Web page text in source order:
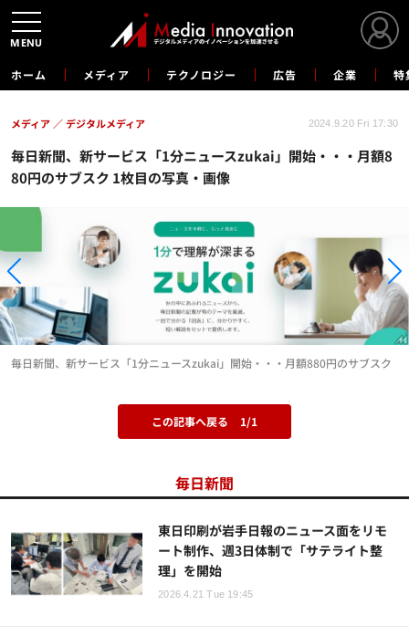
ホーム メディア テクノロジー 広告 企業 特
毎日新聞、新サービス「1分ニュースzukai」開始・・・月額8
80円のサブスク 1枚目の写真・画像
メディア デジタルメディア 2024.9.20 Fri 17:30
毎日新聞、新サービス「1分ニュースzukai」開始・・・月額880円のサブスク
この記事へ戻る 1/1
毎日新聞
東日印刷が岩手日報のニュース面をリモ
ート制作、週3日体制で「サテライト整
理」を開始
2026.4.21 Tue 19:45
MENU